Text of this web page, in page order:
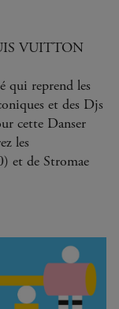
VUITTON
qui reprend les
et des Djs
cette Danser
les
et de Stromae